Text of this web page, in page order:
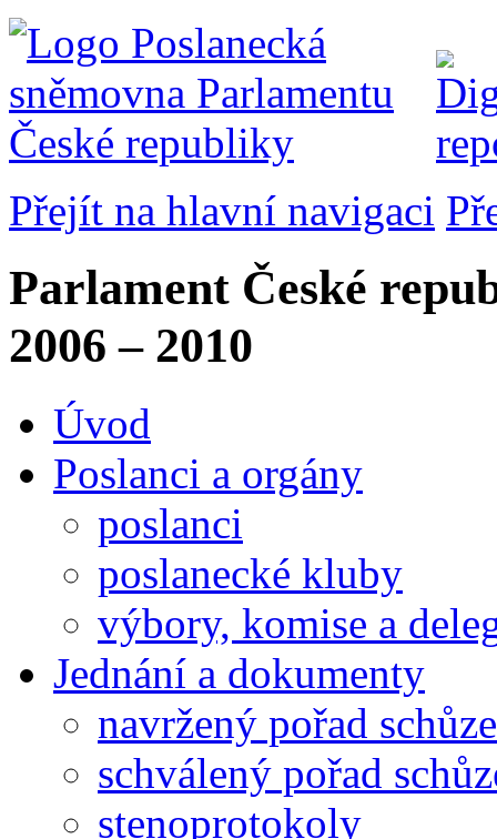
Přejít na hlavní navigaci
Parlament České
2006 – 2010
Úvod
Poslanci a orgány
poslanci
poslanecké kluby
výbory, komise a
Jednání a dokumenty
navržený pořad schůze
schválený pořad
stenoprotokoly